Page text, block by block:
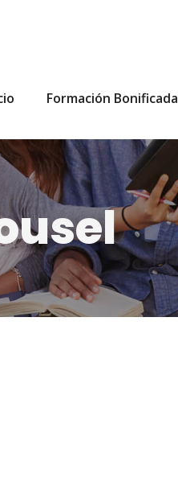
Formación Bonificada